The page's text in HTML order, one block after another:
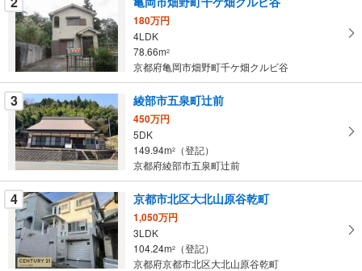
を
マ
ペ
ー
ジ
に
保
存
す
る
180万円
4LDK
78.66m2
京都府亀岡市畑野町千ケ畑クルビ谷
3 綾部市五泉町辻前
450万円
5DK
149.94m2
（登記）
京都府綾部市五泉町辻前
4 京都市北区大北山原谷乾町
1,050万円
3LDK
104.24m2
（登記）
京都府京都市北区大北山原谷乾町